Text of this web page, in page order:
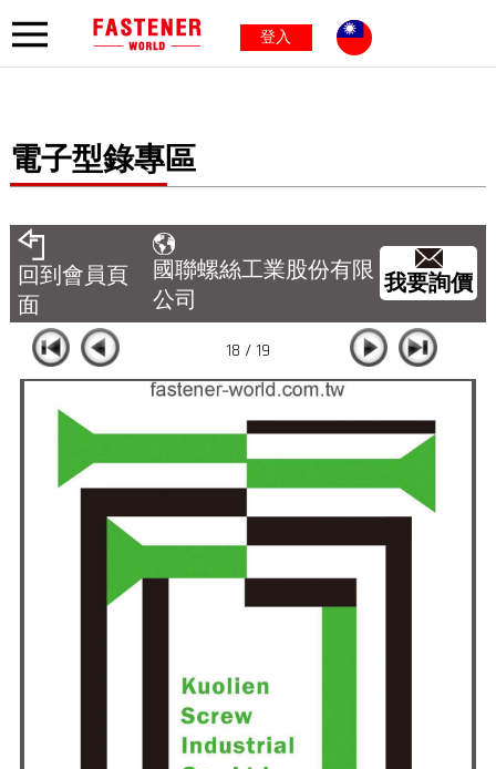
登入
電子型錄專區
回到會員頁
面
國聯螺絲工業股份有限
公司
我要詢價
18 / 19